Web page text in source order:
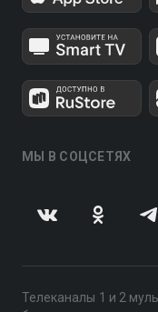
МЫ В СОЦСЕТЯХ
Телеканалы 1 и 2